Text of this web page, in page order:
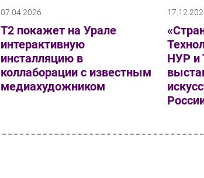
07.04.2026
Т2 покажет на Урале
интерактивную
инсталляцию в
коллаборации с известным
медиахудожником
НУР и